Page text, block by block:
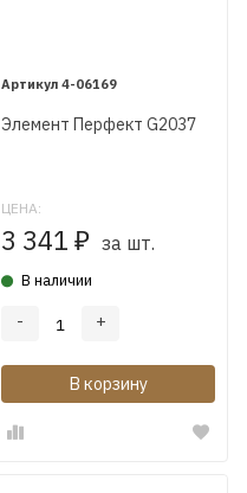
4-06169
Элемент Перфект G2037
ЦЕНА:
3 341 ₽ за шт.
В наличии
- +
В корзину